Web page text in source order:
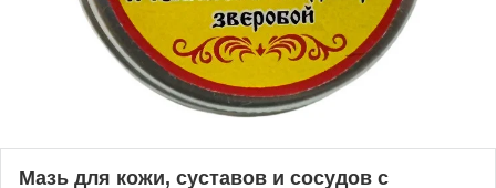
Мазь для кожи, суставов и сосудов с